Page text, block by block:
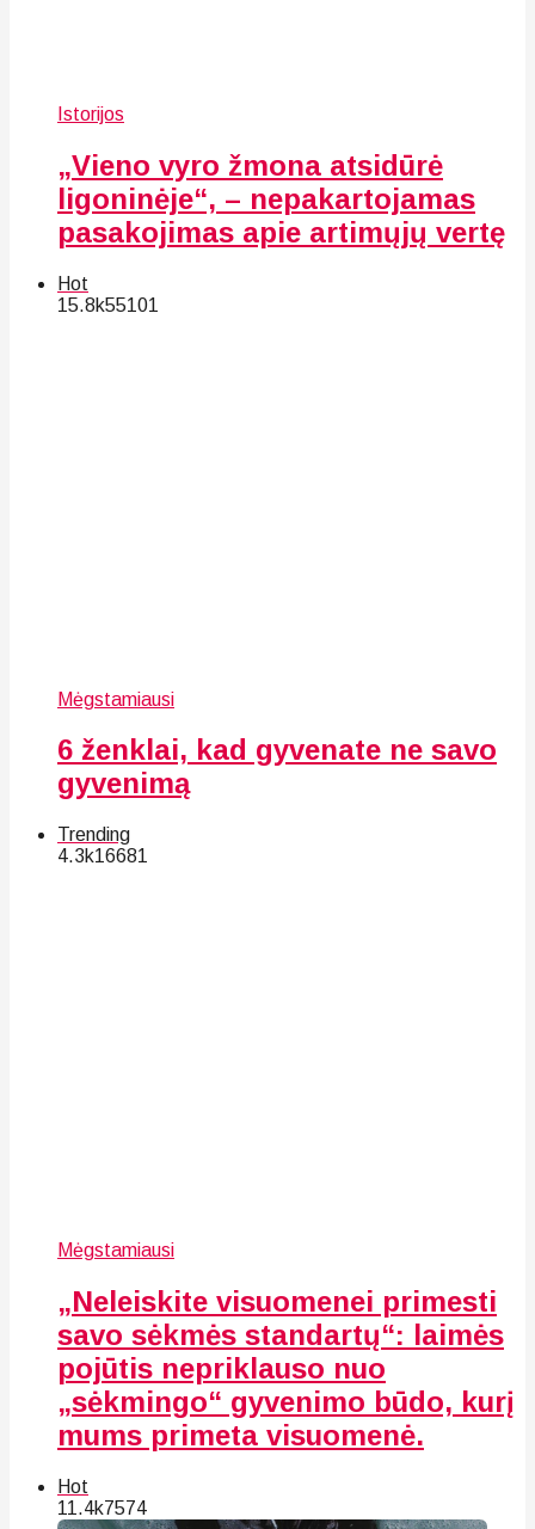
Istorijos
„Vieno vyro žmona atsidūrė
ligoninėje“, – nepakartojamas
pasakojimas apie artimųjų vertę
Hot
15.8k55101
Mėgstamiausi
6 ženklai, kad gyvenate ne savo
gyvenimą
Trending
4.3k16681
Mėgstamiausi
„Neleiskite visuomenei primesti
savo sėkmės standartų“: laimės
pojūtis nepriklauso nuo
„sėkmingo“ gyvenimo būdo, kurį
mums primeta visuomenė.
Hot
11.4k7574